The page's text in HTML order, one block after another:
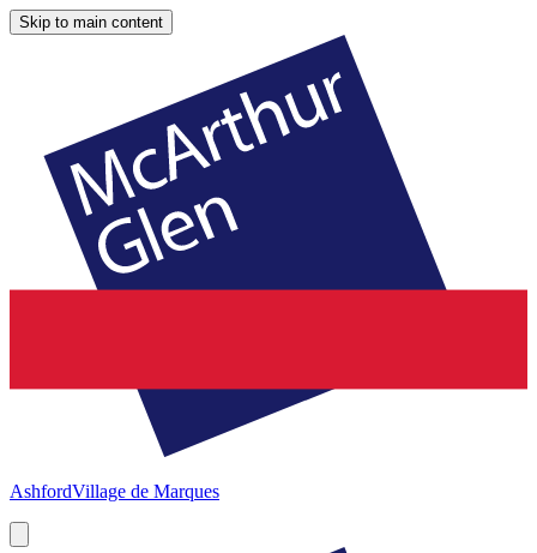
Skip to main content
AshfordVillage de Marques